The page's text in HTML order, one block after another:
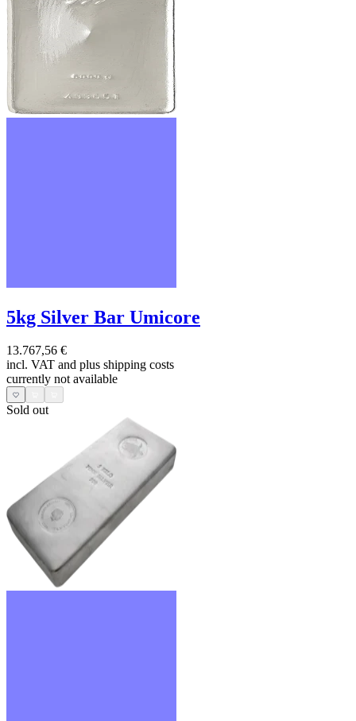
5kg Silver Bar Umicore
13.767,56 €
incl. VAT and plus shipping costs
currently not available
Sold out